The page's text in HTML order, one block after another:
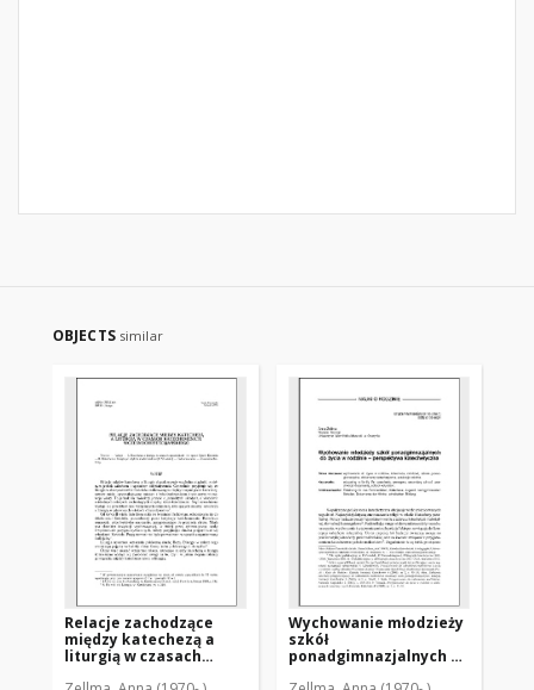
OBJECTS similar
Relacje zachodzące
między katechezą a
liturgią w czasach
Wychowanie młodzieży
szkół
ponadgimnazjalnych do